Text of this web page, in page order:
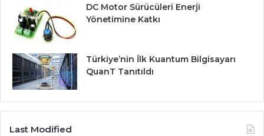
DC Motor Sürücüleri Enerji
Yönetimine Katkı
Türkiye’nin İlk Kuantum Bilgisayarı
QuanT Tanıtıldı
Last Modified